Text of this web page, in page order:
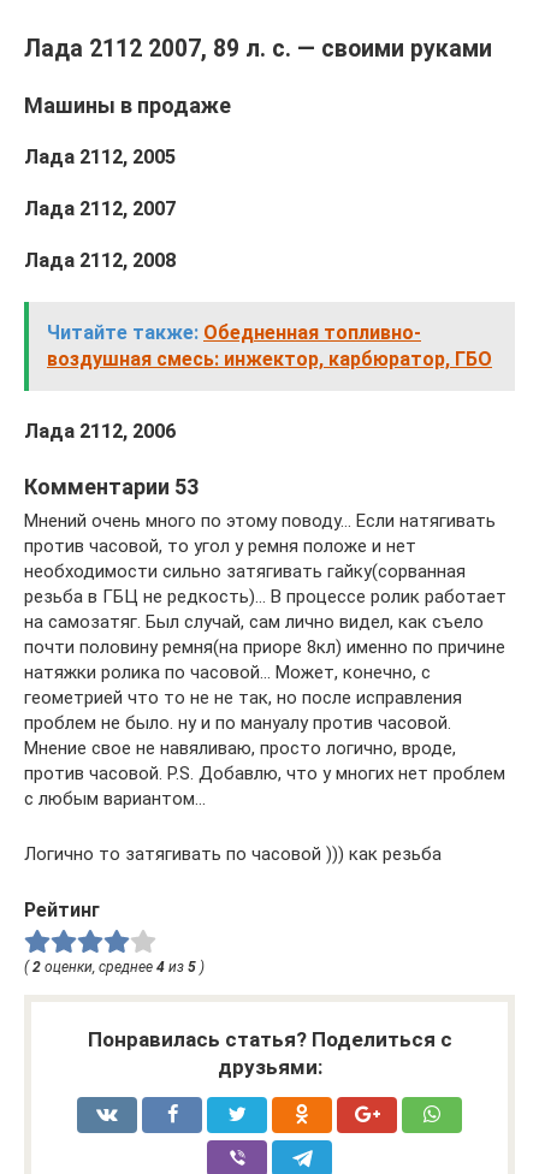
Лада 2112 2007, 89 л. с. — своими руками
Машины в продаже
Лада 2112, 2005
Лада 2112, 2007
Лада 2112, 2008
Читайте также: Обедненная топливно-
воздушная смесь: инжектор, карбюратор, ГБО
Лада 2112, 2006
Комментарии 53
Мнений очень много по этому поводу… Если натягивать
против часовой, то угол у ремня положе и нет
необходимости сильно затягивать гайку(сорванная
резьба в ГБЦ не редкость)… В процессе ролик работает
на самозатяг. Был случай, сам лично видел, как съело
почти половину ремня(на приоре 8кл) именно по причине
натяжки ролика по часовой… Может, конечно, с
геометрией что то не не так, но после исправления
проблем не было. ну и по мануалу против часовой.
Мнение свое не навяливаю, просто логично, вроде,
против часовой. P.S. Добавлю, что у многих нет проблем
с любым вариантом…
Логично то затягивать по часовой ))) как резьба
Рейтинг
(2 оценки, среднее 4 из 5 )
Понравилась статья? Поделиться с
друзьями: